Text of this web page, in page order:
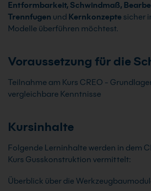
Entformbarkeit, Schwindmaß,
Trennfugen und Kernkonzepte sicher
Modelle überführen möchtest.
Voraussetzung für die
Teilnahme am Kurs CREO -
vergleichbare Kenntnisse
Kursinhalte
Folgende Lerninhalte werden in dem
Kurs Gusskonstruktion vermittelt:
Überblick über die